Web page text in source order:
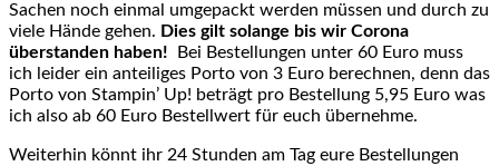
Sachen noch einmal umgepackt werden müssen und durch zu
viele Hände gehen. Dies gilt solange bis wir Corona
überstanden haben!
Bei Bestellungen unter 60 Euro muss
ich leider ein anteiliges Porto von 3 Euro berechnen, denn das
Porto von Stampin’ Up! beträgt pro Bestellung 5,95 Euro was
ich also ab 60 Euro Bestellwert für euch übernehme.
Weiterhin könnt ihr 24 Stunden am Tag eure Bestellungen